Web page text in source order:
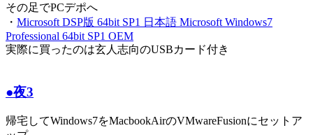
その足でPCデポへ
・ Microsoft DSP版 64bit SP1 日本語 Microsoft Windows7
Professional 64bit SP1 OEM
実際に買ったのは玄人志向のUSBカード付き
●夜3
帰宅してWindows7をMacbookAirのVMwareFusionにセットア